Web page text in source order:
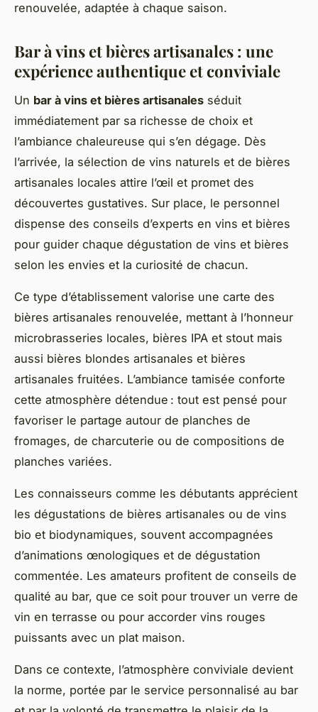
renouvelée, adaptée à chaque saison.
Bar à vins et bières artisanales : une
expérience authentique et conviviale
Un bar à vins et bières artisanales séduit
immédiatement par sa richesse de choix et
l’ambiance chaleureuse qui s’en dégage. Dès
l’arrivée, la sélection de vins naturels et de bières
artisanales locales attire l’œil et promet des
découvertes gustatives. Sur place, le personnel
dispense des conseils d’experts en vins et bières
pour guider chaque dégustation de vins et bières
selon les envies et la curiosité de chacun.
Ce type d’établissement valorise une carte des
bières artisanales renouvelée, mettant à l’honneur
microbrasseries locales, bières IPA et stout mais
aussi bières blondes artisanales et bières
artisanales fruitées. L’ambiance tamisée conforte
cette atmosphère détendue : tout est pensé pour
favoriser le partage autour de planches de
fromages, de charcuterie ou de compositions de
planches variées.
Les connaisseurs comme les débutants apprécient
les dégustations de bières artisanales ou de vins
bio et biodynamiques, souvent accompagnées
d’animations œnologiques et de dégustation
commentée. Les amateurs profitent de conseils de
qualité au bar, que ce soit pour trouver un verre de
vin en terrasse ou pour accorder vins rouges
puissants avec un plat maison.
Dans ce contexte, l’atmosphère conviviale devient
la norme, portée par le service personnalisé au bar